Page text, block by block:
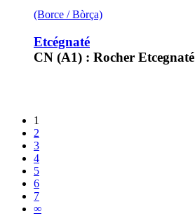
(Borce / Bòrça)
Etcégnaté
CN (A1) : Rocher Etcegnaté
1
2
3
4
5
6
7
∞